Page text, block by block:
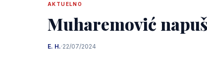
AKTUELNO
Muharemović
E. H.·22/07/2024